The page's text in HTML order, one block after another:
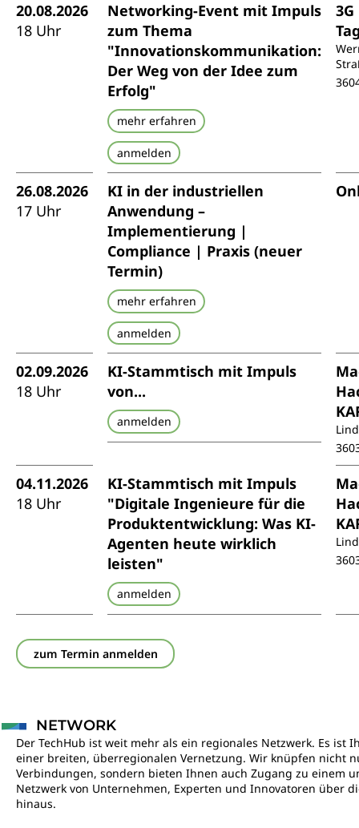
20.08.2026
18 Uhr
Networking-Event mit Impuls
zum Thema
"Innovationskommunikation:
Der Weg von der Idee zum
Erfolg"
mehr erfahren
anmelden
3G
26.08.2026
17 Uhr
KI in der industriellen
Anwendung –
Implementierung |
Compliance | Praxis (neuer
Termin)
mehr erfahren
anmelden
02.09.2026
18 Uhr
KI-Stammtisch mit Impuls
von...
anmelden
04.11.2026
18 Uhr
KI-Stammtisch mit Impuls
"Digitale Ingenieure für die
Produktentwicklung: Was KI-
Agenten heute wirklich
leisten"
anmelden
zum Termin anmelden
NETWORK
Der TechHub ist weit mehr als ein regionales Netzwerk. Es ist
einer breiten, überregionalen Vernetzung. Wir knüpfen nicht
Verbindungen, sondern bieten Ihnen auch Zugang zu einem
Netzwerk von Unternehmen, Experten und Innovatoren über
hinaus.